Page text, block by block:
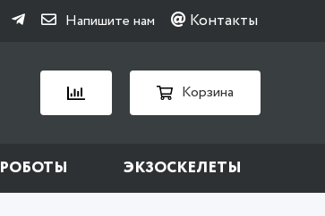
Напишите нам Контакты
Корзина
РОБОТЫ ЭКЗОСКЕЛЕТЫ